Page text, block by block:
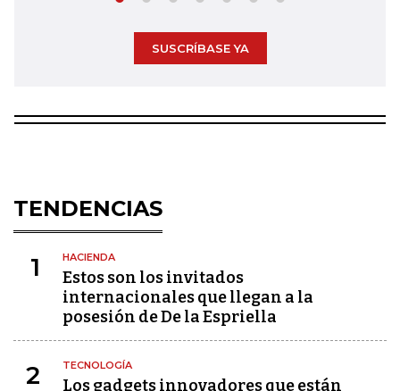
SUSCRÍBASE YA
TENDENCIAS
1 HACIENDA
Estos son los invitados
internacionales que llegan a la
posesión de De la Espriella
2 TECNOLOGÍA
Los gadgets innovadores que están